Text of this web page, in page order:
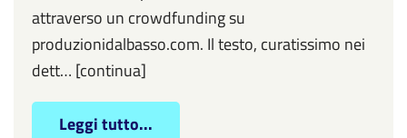
attraverso un crowdfunding su
produzionidalbasso.com. Il testo, curatissimo nei
dett… [continua]
Leggi tutto...